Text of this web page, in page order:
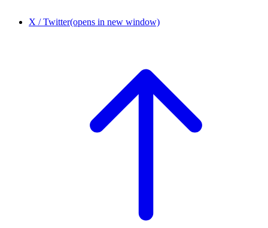
X / Twitter(opens in new window)